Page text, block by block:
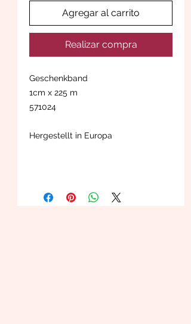
Agregar al carrito
Realizar compra
Geschenkband
1cm x 225 m
571024
Hergestellt in Europa